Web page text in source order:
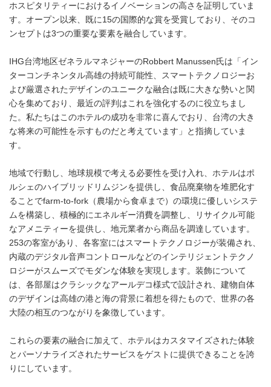
ホスピタリティーにおけるイノベーションの高さを証明していま
す。オープン以来、既に15の国際的な賞を受賞しており、そのコ
ンセプトは3つの重要な要素を融合しています。
IHG台湾地区ゼネラルマネジャーのRobbert Manussen氏は「イン
ターコンチネンタル高雄の持続可能性、スマートテクノロジーお
よび厳選されたデザインのユニークな融合は既に大きな勢いと関
心を集めており、最近の評判はこれを強化するのに役立ちまし
た。私たちはこのホテルの成功を非常に喜んでおり、台湾の大き
な将来の可能性を示すものだと考えています」と指摘していま
す。
地域で行動し、地球規模で考える必要性を受け入れ、ホテルはポ
ルシェのハイブリッドリムジンを提供し、食品廃棄物を堆肥化す
ることでfarm-to-fork（農場から食卓まで）の環境に優しいシステ
ムを構築し、積極的にエネルギー消費を調整し、リサイクル可能
なアメニティーを提供し、地元業者から商品を調達しています。
253の客室があり、各客室にはスマートテクノロジーが装備され、
内蔵のデジタル音声コントロールなどのインテリジェントテクノ
ロジーがスムーズでモダンな体験を実現します。装飾について
は、各部屋はクラシックなアールデコ様式で設計され、建物自体
のデザインは高雄の港と海の背景に着想を得たもので、世界の各
大陸の相互のつながりを象徴しています。
これらの要素の融合に加えて、ホテルはカスタマイズされた体験
とパーソナライズされたサービスをゲストに提供できることを誇
りにしています。